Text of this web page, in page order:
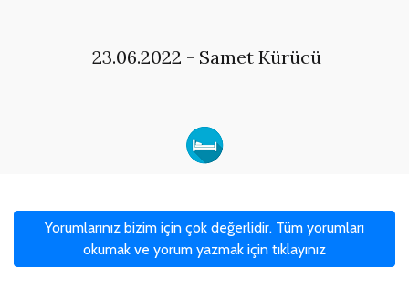
23.06.2022 - Samet Kürücü
Yorumlarınız bizim için çok değerlidir. Tüm yorumları
okumak ve yorum yazmak için tıklayınız